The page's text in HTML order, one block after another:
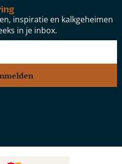
inspiratie en kalkgeheimen
in je inbox.